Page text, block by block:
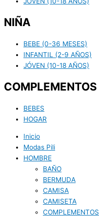
NIÑA
BEBE (0-36 MESES)
INFANTIL (2-9 AÑOS)
JÓVEN (10-18 AÑOS)
COMPLEMENTOS
BEBES
HOGAR
Inicio
Modas Pili
HOMBRE
BAÑO
BERMUDA
CAMISA
CAMISETA
COMPLEMENTOS